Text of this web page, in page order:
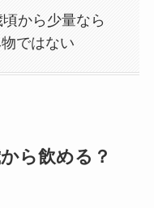
から少量なら
ではない
ら飲める？